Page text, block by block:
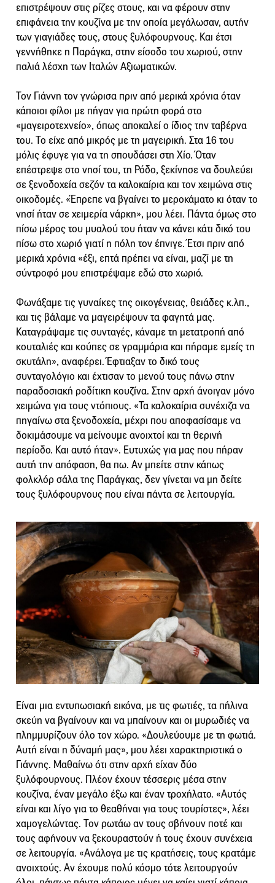
επιστρέψουν στις ρίζες στους, και να φέρουν στην
επιφάνεια την κουζίνα με την οποία μεγάλωσαν, αυτήν
των γιαγιάδες τους, στους ξυλόφουρνους. Και έτσι
γεννήθηκε η Παράγκα, στην είσοδο του χωριού, στην
παλιά λέσχη των Ιταλών Αξιωματικών.
Τον Γιάννη τον γνώρισα πριν από μερικά χρόνια όταν
κάποιοι φίλοι με πήγαν για πρώτη φορά στο
«μαγειροτεχνείο», όπως αποκαλεί ο ίδιος την ταβέρνα
του. Το είχε από μικρός με τη μαγειρική. Στα 16 του
μόλις έφυγε για να τη σπουδάσει στη Χίο. Όταν
επέστρεψε στο νησί του, τη Ρόδο, ξεκίνησε να δουλεύει
σε ξενοδοχεία σεζόν τα καλοκαίρια και τον χειμώνα στις
οικοδομές. «Έπρεπε να βγαίνει το μεροκάματο κι όταν το
νησί ήταν σε χειμερία νάρκη», μου λέει. Πάντα όμως στο
πίσω μέρος του μυαλού του ήταν να κάνει κάτι δικό του
πίσω στο χωριό γιατί η πόλη τον έπνιγε. Έτσι πριν από
μερικά χρόνια «έξι, επτά πρέπει να είναι, μαζί με τη
σύντροφό μου επιστρέψαμε εδώ στο χωριό.
Φωνάξαμε τις γυναίκες της οικογένειας, θειάδες κ.λπ.,
και τις βάλαμε να μαγειρέψουν τα φαγητά μας.
Καταγράψαμε τις συνταγές, κάναμε τη μετατροπή από
κουταλιές και κούπες σε γραμμάρια και πήραμε εμείς τη
σκυτάλη», αναφέρει. Έφτιαξαν το δικό τους
συνταγολόγιο και έχτισαν το μενού τους πάνω στην
παραδοσιακή ροδίτικη κουζίνα. Στην αρχή άνοιγαν μόνο
χειμώνα για τους ντόπιους. «Τα καλοκαίρια συνέχιζα να
πηγαίνω στα ξενοδοχεία, μέχρι που αποφασίσαμε να
δοκιμάσουμε να μείνουμε ανοιχτοί και τη θερινή
περίοδο. Και αυτό ήταν». Ευτυχώς για μας που πήραν
αυτή την απόφαση, θα πω. Αν μπείτε στην κάπως
φολκλόρ σάλα της Παράγκας, δεν γίνεται να μη δείτε
τους ξυλόφουρνους που είναι πάντα σε λειτουργία.
Είναι μια εντυπωσιακή εικόνα, με τις φωτιές, τα πήλινα
σκεύη να βγαίνουν και να μπαίνουν και οι μυρωδιές να
πλημμυρίζουν όλο τον χώρο. «Δουλεύουμε με τη φωτιά.
Αυτή είναι η δύναμή μας», μου λέει χαρακτηριστικά ο
Γιάννης. Μαθαίνω ότι στην αρχή είχαν δύο
ξυλόφουρνους. Πλέον έχουν τέσσερις μέσα στην
κουζίνα, έναν μεγάλο έξω και έναν τροχήλατο. «Αυτός
είναι και λίγο για το θεαθήναι για τους τουρίστες», λέει
χαμογελώντας. Τον ρωτάω αν τους σβήνουν ποτέ και
τους αφήνουν να ξεκουραστούν ή τους έχουν συνέχεια
σε λειτουργία. «Ανάλογα με τις κρατήσεις, τους κρατάμε
ανοιχτούς. Αν έχουμε πολύ κόσμο τότε λειτουργούν